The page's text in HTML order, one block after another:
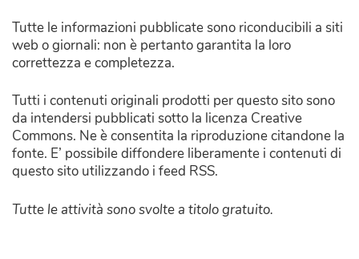
Tutte le informazioni pubblicate sono riconducibili a siti
web o giornali: non è pertanto garantita la loro
correttezza e completezza.
Tutti i contenuti originali prodotti per questo sito sono
da intendersi pubblicati sotto la licenza Creative
Commons. Ne è consentita la riproduzione citandone la
fonte. E’ possibile diffondere liberamente i contenuti di
questo sito utilizzando i feed RSS.
Tutte le attività sono svolte a titolo gratuito.